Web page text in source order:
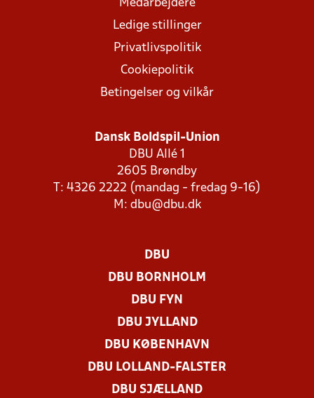
Medarbejdere
Ledige stillinger
Privatlivspolitik
Cookiepolitik
Betingelser og vilkår
Dansk Boldspil-Union
DBU Allé 1
2605 Brøndby
T: 4326 2222 (mandag - fredag 9-16)
M: dbu@dbu.dk
DBU
DBU BORNHOLM
DBU FYN
DBU JYLLAND
DBU KØBENHAVN
DBU LOLLAND-FALSTER
DBU SJÆLLAND